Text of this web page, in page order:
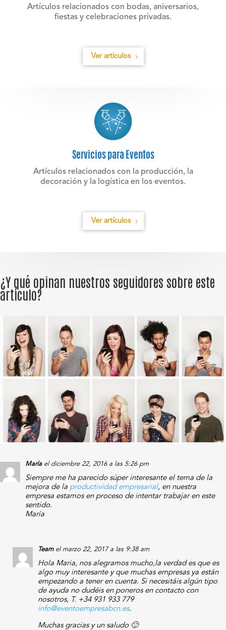
Artículos relacionados con bodas, aniversarios,
fiestas y celebraciones privadas.
Ver artículos
Servicios para Eventos
Artículos relacionados con la producción, la
decoración y la logística en los eventos.
Ver artículos
¿Y qué opinan nuestros seguidores sobre este
artículo?
María el diciembre 22, 2016 a las 5:26 pm
Siempre me ha parecido súper interesante el tema de la
mejora de la productividad empresarial, en nuestra
empresa estamos en proceso de intentar trabajar en este
sentido.
María
Team el marzo 22, 2017 a las 9:38 am
Hola Maria, nos alegramos mucho,la verdad es que es
algo muy interesante y que muchas empresas ya están
empezando a tener en cuenta. Si necesitáis algún tipo
de ayuda no dudéis en poneros en contacto con
nosotros, T. +34 931 933 779
info@eventoempresabcn.es.
Muchas gracias y un saludo 🙂